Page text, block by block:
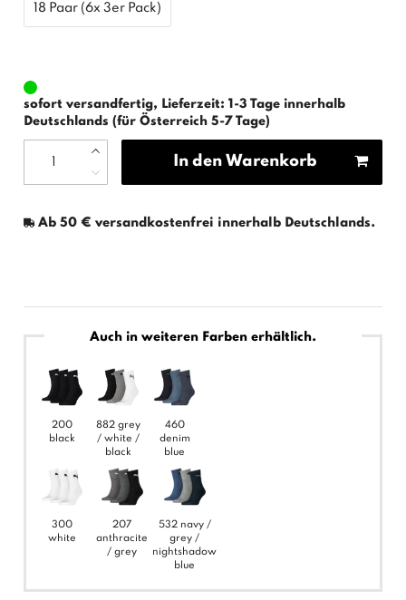
18 Paar (6x 3er Pack)
sofort versandfertig, Lieferzeit: 1-3 Tage innerhalb
Deutschlands (für Österreich 5-7 Tage)
In den Warenkorb
Ab 50 € versandkostenfrei innerhalb Deutschlands.
Auch in weiteren Farben erhältlich.
200
black
300
white
882 grey
/ white /
black
207
anthracite
/ grey
460
denim
blue
532 navy /
grey /
nightshadow
blue